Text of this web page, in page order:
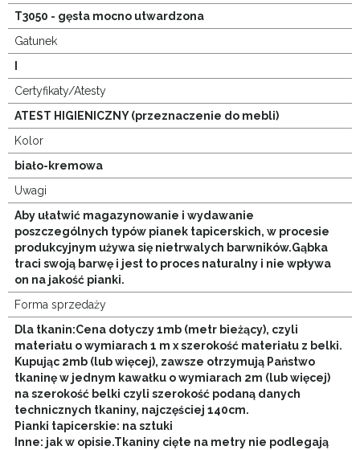
T3050 - gęsta mocno utwardzona
Gatunek
Certyfikaty/Atesty
ATEST HIGIENICZNY (przeznaczenie do mebli)
Kolor
biało-kremowa
Uwagi
Aby ułatwić magazynowanie i wydawanie
poszczególnych typów pianek tapicerskich, w procesie
produkcyjnym używa się nietrwalych barwników.Gąbka
traci swoją barwę i jest to proces naturalny i nie wpływa
on na jakość pianki.
Forma sprzedaży
Dla tkanin:Cena dotyczy 1mb (metr bieżący), czyli
materiału o wymiarach 1 m x szerokość materiału z belki.
Kupując 2mb (lub więcej), zawsze otrzymują Państwo
tkaninę w jednym kawałku o wymiarach 2m (lub więcej)
na szerokość belki czyli szerokość podaną danych
technicznych tkaniny, najczęściej 140cm.
Pianki tapicerskie: na sztuki
Inne: jak w opisie.Tkaniny cięte na metry nie podlegają